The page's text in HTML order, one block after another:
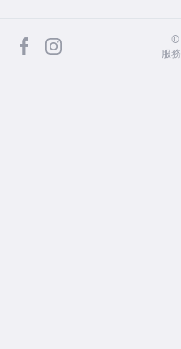
facebook ©
服